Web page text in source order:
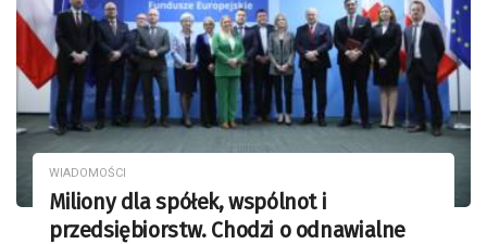
WIADOMOŚCI
Miliony dla spółek, wspólnot i
przedsiębiorstw. Chodzi o odnawialne